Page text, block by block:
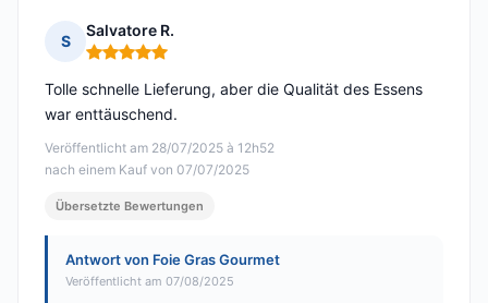
S
Salvatore R.
Hinweis: 5 von 5
Veröffentlicht am 28/07/2025 à 12h52
nach einem Kauf von 07/07/2025
Tolle schnelle Lieferung, aber die Qualität des Essens
war enttäuschend.
Übersetzte Bewertungen
Antwort von Foie Gras Gourmet
Veröffentlicht am 07/08/2025